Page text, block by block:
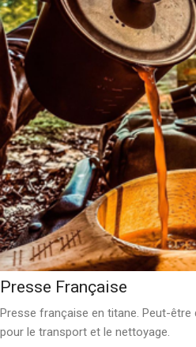
Presse Française
Presse française en titane. Peut-
pour le transport et le nettoyage.